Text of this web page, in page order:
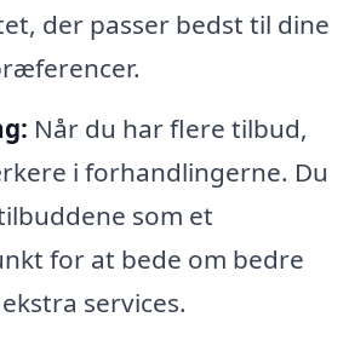
der passer bedst til dine
Når du har flere tilbud,
i forhandlingerne. Du
som et
for at bede om bedre
services.